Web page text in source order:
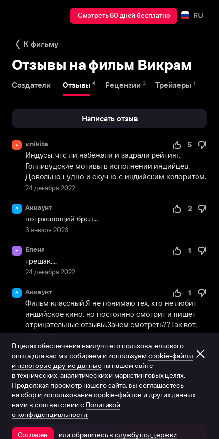
Смотреть 60 дней бесплатно RU
К фильму
Отзывы на фильм Викрам
Создатели Отзывы 4 Рецензии 2 Трейлеры 1
Написать отзыв
v v.nikita
24 декабря 2022
5
Индусы, что ли набежали и задрали рейтинг.
Голливудские мотивы в исполнении индийцев.
Довольно нудно и скучно с индийским колоритом.
А Аккаунт
3 января 2023
2
потрясающий бред...
Е Елена
24 декабря 2022
1
трешак....
А Аккаунт
11 февраля 2023
1
Фильм классный.Я не понимаю тех, кто не любит
индийское кино, но постоянно смотрит и пишет
отрицательные отзывы.Зачем смотреть??Так вот,
всем кто...
Развернуть
Открыть в приложении
В целях обеспечения наилучшего пользовательского
опыта для вас мы собираем и используем cookie-файлы
и некоторые другие данные на нашем сайте
в технических, аналитических и маркетинговых целях.
Продолжая просмотр нашего сайта, вы соглашаетесь
на сбор и использование cookie-файлов и других данных
нами в соответствии с Политикой
о конфиденциальности.
Согласен или обратитесь в службу поддержки